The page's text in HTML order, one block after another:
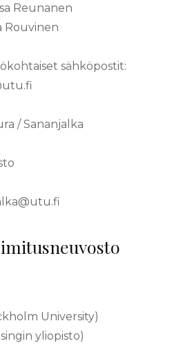
Reunanen
Rouvinen
sähköpostit:
/ Sananjalka
University)
yliopisto)